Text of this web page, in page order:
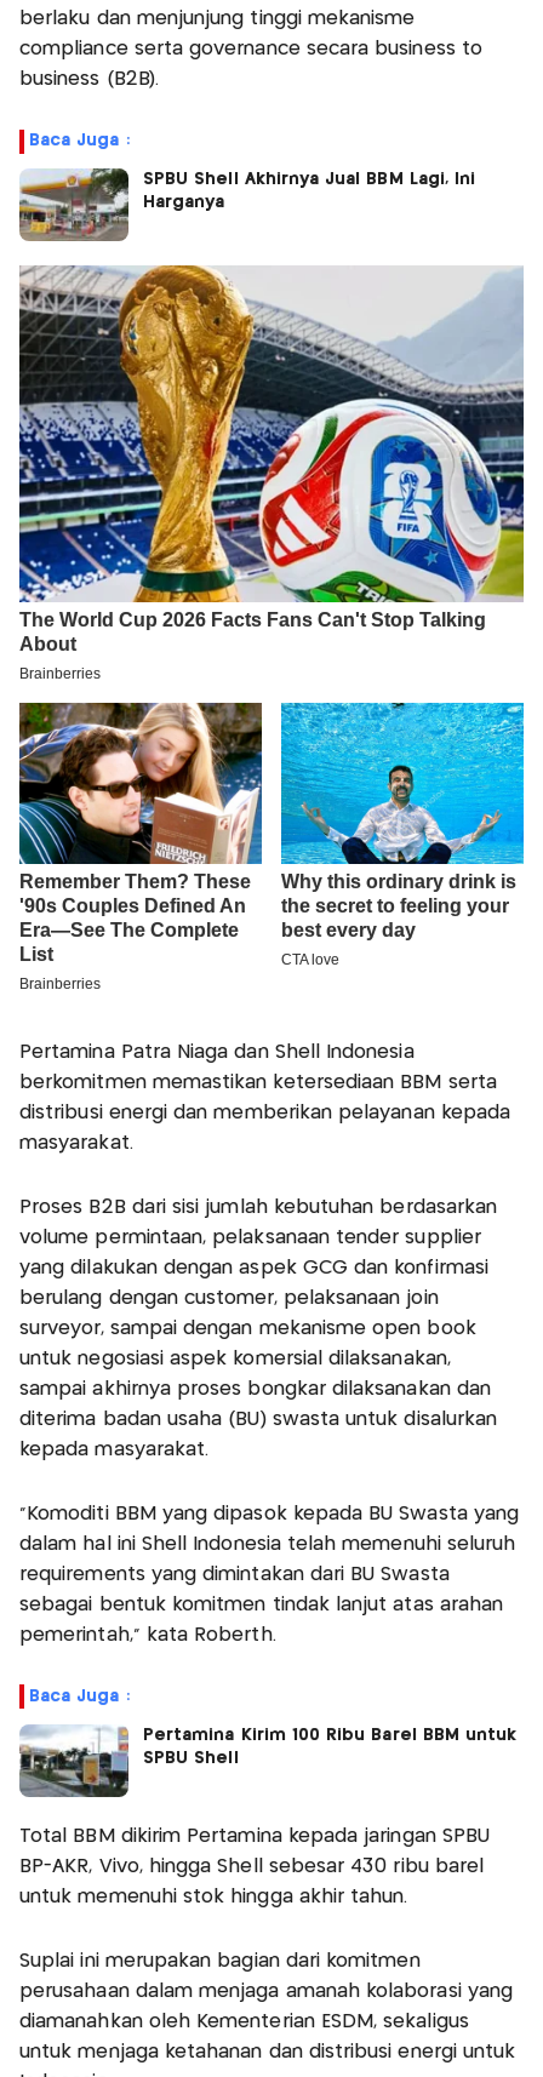
berlaku dan menjunjung tinggi mekanisme
compliance serta governance secara business to
business (B2B).
Baca Juga :
SPBU Shell Akhirnya Jual BBM Lagi, Ini
Harganya
Pertamina Patra Niaga dan Shell Indonesia
berkomitmen memastikan ketersediaan BBM serta
distribusi energi dan memberikan pelayanan kepada
masyarakat.
Proses B2B dari sisi jumlah kebutuhan berdasarkan
volume permintaan, pelaksanaan tender supplier
yang dilakukan dengan aspek GCG dan konfirmasi
berulang dengan customer, pelaksanaan join
surveyor, sampai dengan mekanisme open book
untuk negosiasi aspek komersial dilaksanakan,
sampai akhirnya proses bongkar dilaksanakan dan
diterima badan usaha (BU) swasta untuk disalurkan
kepada masyarakat.
"Komoditi BBM yang dipasok kepada BU Swasta yang
dalam hal ini Shell Indonesia telah memenuhi seluruh
requirements yang dimintakan dari BU Swasta
sebagai bentuk komitmen tindak lanjut atas arahan
pemerintah," kata Roberth.
Baca Juga :
Pertamina Kirim 100 Ribu Barel BBM untuk
SPBU Shell
Total BBM dikirim Pertamina kepada jaringan SPBU
BP-AKR, Vivo, hingga Shell sebesar 430 ribu barel
untuk memenuhi stok hingga akhir tahun.
Suplai ini merupakan bagian dari komitmen
perusahaan dalam menjaga amanah kolaborasi yang
diamanahkan oleh Kementerian ESDM, sekaligus
untuk menjaga ketahanan dan distribusi energi untuk